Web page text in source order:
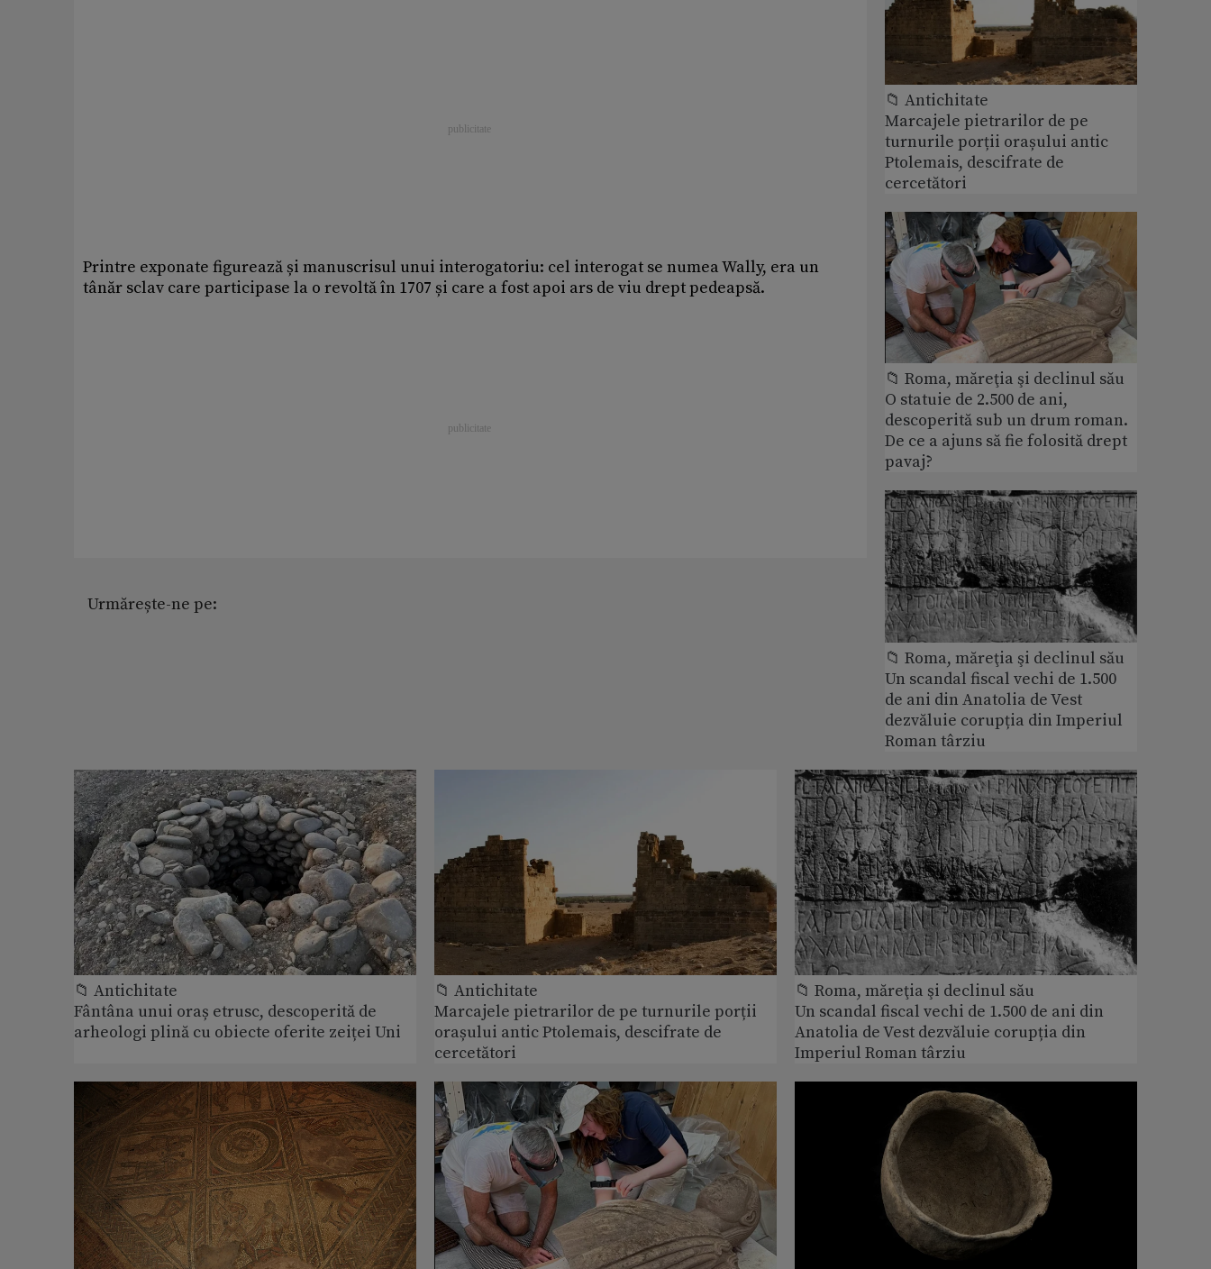
Printre exponate figurează și manuscrisul unui interogatoriu: cel interogat se numea Wally, era un
tânăr sclav care participase la o revoltă în 1707 și care a fost apoi ars de viu drept pedeapsă.
Urmărește-ne pe:
📁 Antichitate
Marcajele pietrarilor de pe
turnurile porții orașului antic
Ptolemais, descifrate de
cercetători
📁 Roma, măreţia şi declinul său
O statuie de 2.500 de ani,
descoperită sub un drum roman.
De ce a ajuns să fie folosită drept
pavaj?
📁 Roma, măreţia şi declinul său
Un scandal fiscal vechi de 1.500
de ani din Anatolia de Vest
dezvăluie corupția din Imperiul
Roman târziu
📁 Antichitate
Fântâna unui oraș etrusc, descoperită de
arheologi plină cu obiecte oferite zeiței Uni
📁 Antichitate
Marcajele pietrarilor de pe turnurile porții
orașului antic Ptolemais, descifrate de
cercetători
📁 Roma, măreţia şi declinul său
Un scandal fiscal vechi de 1.500 de ani din
Anatolia de Vest dezvăluie corupția din
Imperiul Roman târziu